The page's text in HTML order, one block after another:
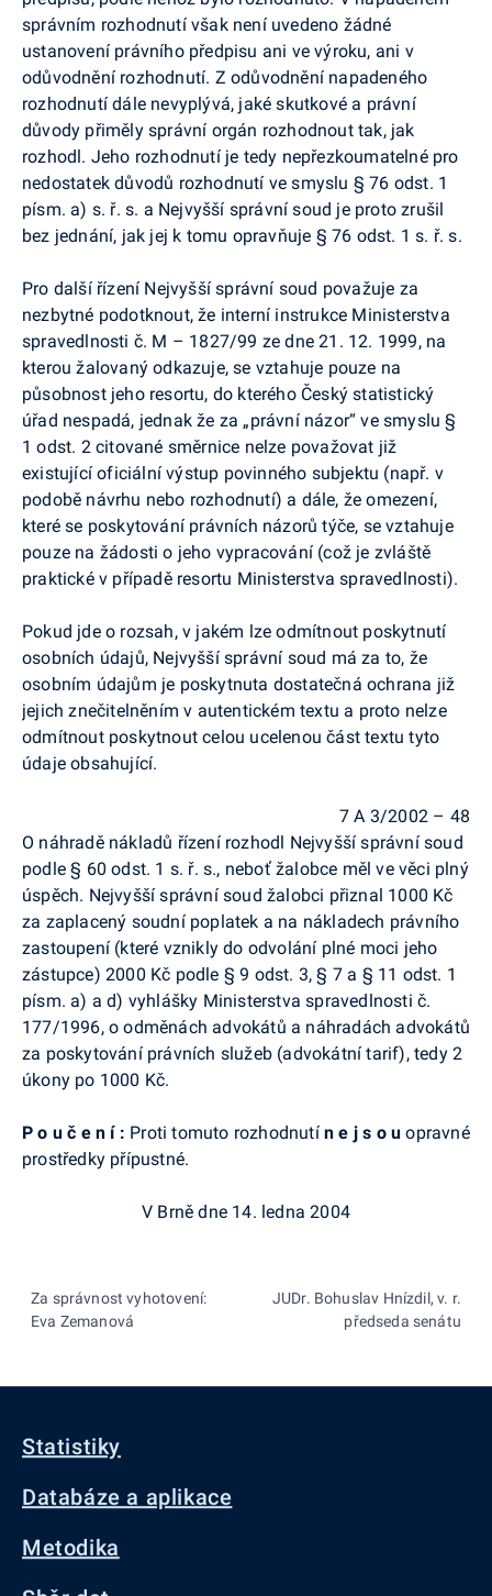
správním rozhodnutí však není uvedeno žádné
ustanovení právního předpisu ani ve výroku, ani v
odůvodnění rozhodnutí. Z odůvodnění napadeného
rozhodnutí dále nevyplývá, jaké skutkové a právní
důvody přiměly správní orgán rozhodnout tak, jak
rozhodl. Jeho rozhodnutí je tedy nepřezkoumatelné pro
nedostatek důvodů rozhodnutí ve smyslu § 76 odst. 1
písm. a) s. ř. s. a Nejvyšší správní soud je proto zrušil
bez jednání, jak jej k tomu opravňuje § 76 odst. 1 s. ř. s.
Pro další řízení Nejvyšší správní soud považuje za
nezbytné podotknout, že interní instrukce Ministerstva
spravedlnosti č. M – 1827/99 ze dne 21. 12. 1999, na
kterou žalovaný odkazuje, se vztahuje pouze na
působnost jeho resortu, do kterého Český statistický
úřad nespadá, jednak že za „právní názor“ ve smyslu §
1 odst. 2 citované směrnice nelze považovat již
existující oficiální výstup povinného subjektu (např. v
podobě návrhu nebo rozhodnutí) a dále, že omezení,
které se poskytování právních názorů týče, se vztahuje
pouze na žádosti o jeho vypracování (což je zvláště
praktické v případě resortu Ministerstva spravedlnosti).
Pokud jde o rozsah, v jakém lze odmítnout poskytnutí
osobních údajů, Nejvyšší správní soud má za to, že
osobním údajům je poskytnuta dostatečná ochrana již
jejich znečitelněním v autentickém textu a proto nelze
odmítnout poskytnout celou ucelenou část textu tyto
údaje obsahující.
7 A 3/2002 – 48
O náhradě nákladů řízení rozhodl Nejvyšší správní soud
podle § 60 odst. 1 s. ř. s., neboť žalobce měl ve věci plný
úspěch. Nejvyšší správní soud žalobci přiznal 1000 Kč
za zaplacený soudní poplatek a na nákladech právního
zastoupení (které vznikly do odvolání plné moci jeho
zástupce) 2000 Kč podle § 9 odst. 3, § 7 a § 11 odst. 1
písm. a) a d) vyhlášky Ministerstva spravedlnosti č.
177/1996, o odměnách advokátů a náhradách advokátů
za poskytování právních služeb (advokátní tarif), tedy 2
úkony po 1000 Kč.
P o u č e n í : Proti tomuto rozhodnutín e j s o u opravné
prostředky přípustné.
V Brně dne 14. ledna 2004
Za správnost vyhotovení:
Eva Zemanová
JUDr. Bohuslav Hnízdil, v. r.
předseda senátu
Statistiky
Databáze a aplikace
Metodika